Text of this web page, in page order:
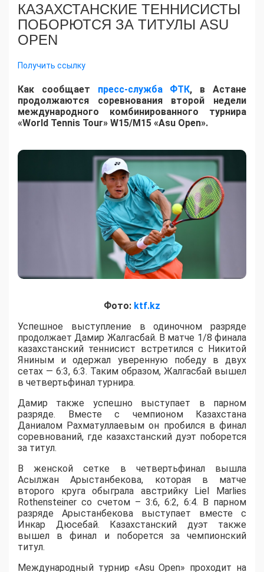
КАЗАХСТАНСКИЕ ТЕННИСИСТЫ
ПОБОРЮТСЯ ЗА ТИТУЛЫ ASU
OPEN
Получить ссылку
Как сообщает пресс-служба ФТК, в Астане
продолжаются соревнования второй недели
международного комбинированного турнира
«World Tennis Tour» W15/M15 «Asu Open».
Фото: ktf.kz
Успешное выступление в одиночном разряде
продолжает Дамир Жалгасбай. В матче 1/8 финала
казахстанский теннисист встретился с Никитой
Яниным и одержал уверенную победу в двух
сетах — 6:3, 6:3. Таким образом, Жалгасбай вышел
в четвертьфинал турнира.
Дамир также успешно выступает в парном
разряде. Вместе с чемпионом Казахстана
Даниалом Рахматуллаевым он пробился в финал
соревнований, где казахстанский дуэт поборется
за титул.
В женской сетке в четвертьфинал вышла
Асылжан Арыстанбекова, которая в матче
второго круга обыграла австрийку Liel Marlies
Rothensteiner со счетом – 3:6, 6:2, 6:4. В парном
разряде Арыстанбекова выступает вместе с
Инкар Дюсебай. Казахстанский дуэт также
вышел в финал и поборется за чемпионский
титул.
Международный турнир «Asu Open» проходит на